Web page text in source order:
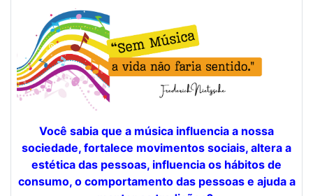
Você sabia que a música influencia a nossa
sociedade, fortalece movimentos sociais, altera a
estética das pessoas, influencia os hábitos de
consumo, o comportamento das pessoas e ajuda a